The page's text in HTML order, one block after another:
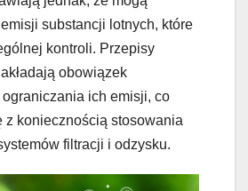
substancji lotnych, które
kontroli. Przepisy
obowiązek
ich emisji, co
z koniecznością stosowania
filtracji i odzysku.